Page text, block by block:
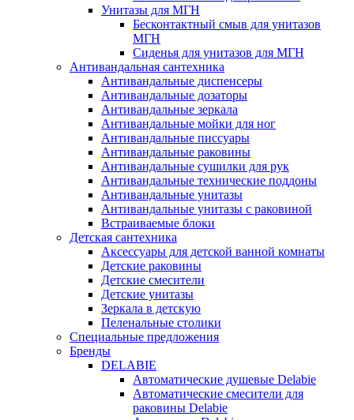
Унитазы для МГН
Бесконтактный смыв для унитазов
МГН
Сиденья для унитазов для МГН
Антивандальная сантехника
Антивандальные диспенсеры
Антивандальные дозаторы
Антивандальные зеркала
Антивандальные мойки для ног
Антивандальные писсуары
Антивандальные раковины
Антивандальные сушилки для рук
Антивандальные технические поддоны
Антивандальные унитазы
Антивандальные унитазы с раковиной
Встраиваемые блоки
Детская сантехника
Аксессуары для детской ванной комнаты
Детские раковины
Детские смесители
Детские унитазы
Зеркала в детскую
Пеленальные столики
Специальные предложения
Бренды
DELABIE
Автоматические душевые Delabie
Автоматические смесители для
раковины Delabie